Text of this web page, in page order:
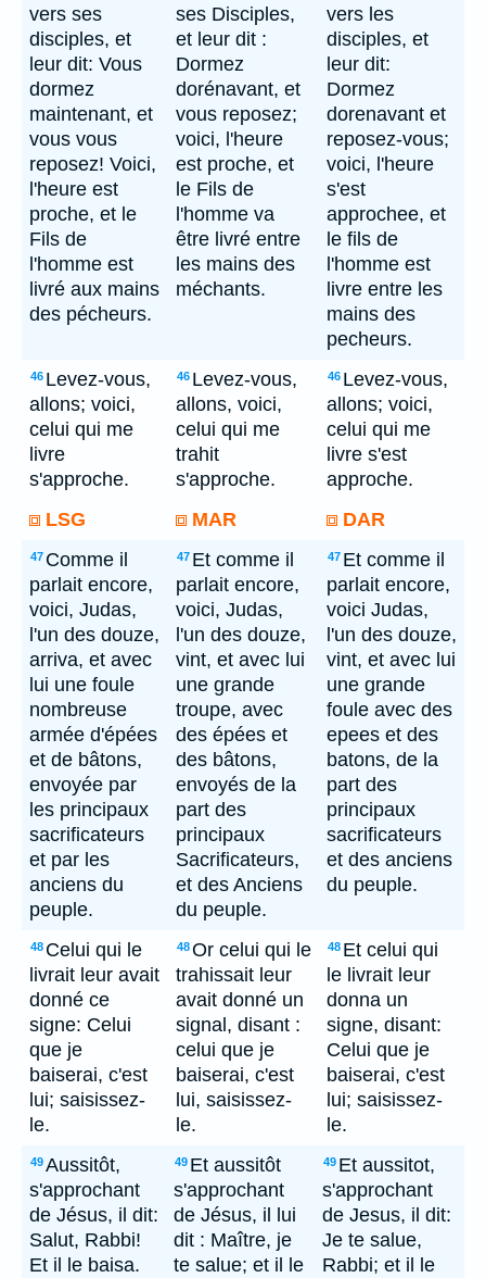
vers ses
disciples, et
leur dit: Vous
dormez
maintenant, et
vous vous
reposez! Voici,
l'heure est
proche, et le
Fils de
l'homme est
livré aux mains
des pécheurs.
ses Disciples,
et leur dit :
Dormez
dorénavant, et
vous reposez;
voici, l'heure
est proche, et
le Fils de
l'homme va
être livré entre
les mains des
méchants.
vers les
disciples, et
leur dit:
Dormez
dorenavant et
reposez-vous;
voici, l'heure
s'est
approchee, et
le fils de
l'homme est
livre entre les
mains des
pecheurs.
46 Levez-vous,
allons; voici,
celui qui me
livre
s'approche.
46 Levez-vous,
allons, voici,
celui qui me
trahit
s'approche.
46 Levez-vous,
allons; voici,
celui qui me
livre s'est
approche.
LSG
MAR DAR
47 Comme il
parlait encore,
voici, Judas,
l'un des douze,
arriva, et avec
lui une foule
nombreuse
armée d'épées
et de bâtons,
envoyée par
les principaux
sacrificateurs
et par les
anciens du
peuple.
47 Et comme il
parlait encore,
voici, Judas,
l'un des douze,
vint, et avec lui
une grande
troupe, avec
des épées et
des bâtons,
envoyés de la
part des
principaux
Sacrificateurs,
et des Anciens
du peuple.
47 Et comme il
parlait encore,
voici Judas,
l'un des douze,
vint, et avec lui
une grande
foule avec des
epees et des
batons, de la
part des
principaux
sacrificateurs
et des anciens
du peuple.
48 Celui qui le
livrait leur avait
donné ce
signe: Celui
que je
baiserai, c'est
lui; saisissez-
le.
48Or celui qui le
trahissait leur
avait donné un
signal, disant :
celui que je
baiserai, c'est
lui, saisissez-
le.
48 Et celui qui
le livrait leur
donna un
signe, disant:
Celui que je
baiserai, c'est
lui; saisissez-
le.
49Aussitôt,
s'approchant
de Jésus, il dit:
Salut, Rabbi!
Et il le baisa.
49 Et aussitôt
s'approchant
de Jésus, il lui
dit : Maître, je
te salue; et il le
49 Et aussitot,
s'approchant
de Jesus, il dit:
Je te salue,
Rabbi; et il le